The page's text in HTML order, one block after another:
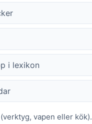
i lexikon
vapen eller kök).